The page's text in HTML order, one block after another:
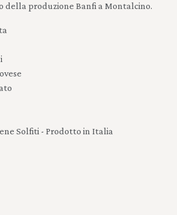
della produzione Banfi a Montalcino.
Solfiti - Prodotto in Italia